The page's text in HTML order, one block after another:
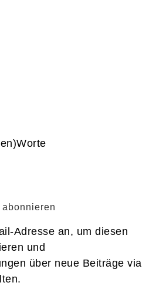
Adresse an, um diesen
und
über neue Beiträge via